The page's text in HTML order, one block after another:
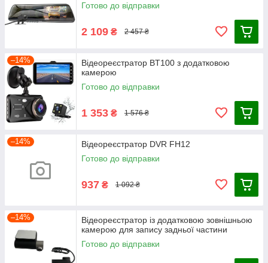
Готово до відправки
2 109 ₴ 2 457 ₴
–14%
Відеореєстратор BT100 з додатковою
камерою
Готово до відправки
1 353 ₴ 1 576 ₴
–14%
Відеореєстратор DVR FH12
Готово до відправки
937 ₴ 1 092 ₴
–14%
Відеореєстратор із додатковою зовнішньою
камерою для запису задньої частини
Готово до відправки